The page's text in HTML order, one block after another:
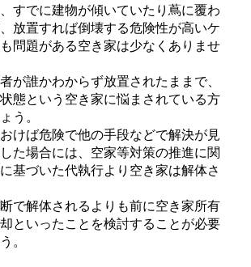
すでに建物が傾いていたり蔦に覆わ
放置すれば倒壊する危険性が高いケ
問題がある空き家は少なくありませ
が誰かわからず放置されたままで、
態という空き家に悩まされている方
う。
けば危険で他の手段などで解決が見
た場合には、空家等対策の推進に関
基づいた代執行より空き家は解体さ
で解体されるよりも前に空き家所有
といったことを検討することが必要
。